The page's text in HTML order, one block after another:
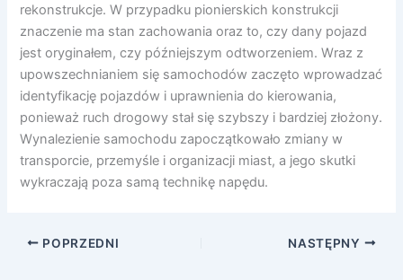
rekonstrukcje. W przypadku pionierskich konstrukcji
znaczenie ma stan zachowania oraz to, czy dany pojazd
jest oryginałem, czy późniejszym odtworzeniem. Wraz z
upowszechnianiem się samochodów zaczęto wprowadzać
identyfikację pojazdów i uprawnienia do kierowania,
ponieważ ruch drogowy stał się szybszy i bardziej złożony.
Wynalezienie samochodu zapoczątkowało zmiany w
transporcie, przemyśle i organizacji miast, a jego skutki
wykraczają poza samą technikę napędu.
POPRZEDNI NASTĘPNY